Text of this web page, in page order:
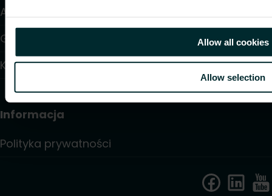
Allow all cookies
Allow selection
Artykuły
Gdzie kupić
Kontakt
Informacja
Polityka prywatności